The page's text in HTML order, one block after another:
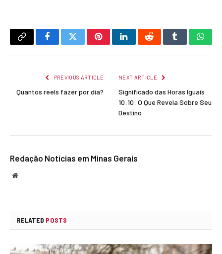
Copy
FacebookTwitterPinterestLinkedInRedditTumblr
PREVIOUS ARTICLE
Quantos reels fazer por dia?
NEXT ARTICLE
Significado das Horas Iguais
10:10: O Que Revela Sobre Seu
Destino
Redação Notícias em Minas Gerais
Website
RELATED POSTS